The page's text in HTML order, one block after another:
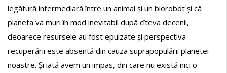
legătură intermediară între un animal și un biorobot și că
planeta va muri în mod inevitabil după cîteva decenii,
deoarece resursele au fost epuizate și perspectiva
recuperării este absentă din cauza suprapopulării planetei
noastre. Și iată avem un impas, din care nu există nici o